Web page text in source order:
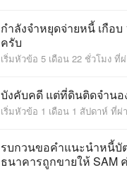
กำลังจำหยุดจ่ายหนี้ เกือบ
ครับ
เริ่มหัวข้อ 5 เดือน 22 ชั่วโมง ที่
บังคับคดี แต่ที่ดินติดจำนอ
เริ่มหัวข้อ 1 เดือน 1 สัปดาห์ ที่ผ่
รบกวนขอคำแนะนำหนี้บั
ธนาคารถูกขายให้ SAM